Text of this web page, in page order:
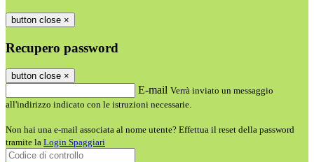
button close ×
Recupero password
button close ×
E-mail Verrà inviato un messaggio
all'indirizzo indicato con le istruzioni necessarie.
Non hai una e-mail associata al nome utente? Effettua il reset della password
tramite la Login Spaggiari